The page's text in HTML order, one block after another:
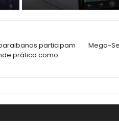
Mega-
participam
prática como